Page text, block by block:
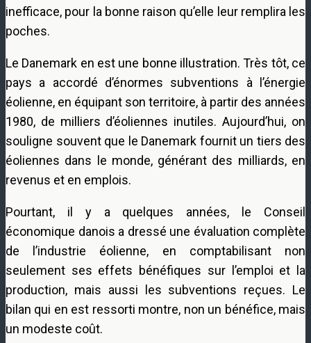
inefficace, pour la bonne raison qu’elle leur remplira les
poches.
Le Danemark en est une bonne illustration. Très tôt, ce
pays a accordé d’énormes subventions à l’énergie
éolienne, en équipant son territoire, à partir des années
1980, de milliers d’éoliennes inutiles. Aujourd’hui, on
souligne souvent que le Danemark fournit un tiers des
éoliennes dans le monde, générant des milliards, en
revenus et en emplois.
Pourtant, il y a quelques années, le Conseil
économique danois a dressé une évaluation complète
de l’industrie éolienne, en comptabilisant non
seulement ses effets bénéfiques sur l’emploi et la
production, mais aussi les subventions reçues. Le
bilan qui en est ressorti montre, non un bénéfice, mais
un modeste coût.